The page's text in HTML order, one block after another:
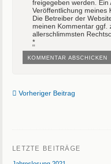
freigegeben werden. Ein
Veröffentlichung meines
Die Betreiber der
meinen Kommentar ggf.
allerschlimmsten
*
Vorheriger Beitrag
LETZTE BEITRÄGE